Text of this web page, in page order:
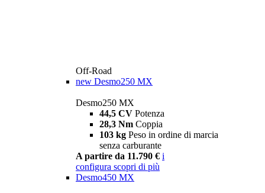
Off-Road
new Desmo250 MX
Desmo250 MX
44,5 CV Potenza
28,3 Nm Coppia
103 kg Peso in ordine di marcia
senza carburante
A partire da 11.790 € i
configura scopri di più
Desmo450 MX